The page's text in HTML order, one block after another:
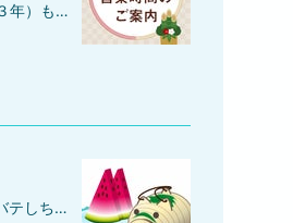
みなさん、お久しぶりです(*^-^*)令和５年（２０２３年）もあっという間の１年でした～♪♪みなさんも今年１年本当にお疲れさまでした。弊社サービスをご利用頂きました方々にとっても進学、就職、引越し、入院など大きな出来事があったと思います！保証人代行サービスが少しでも皆さんのお役に立てたことを心から嬉しく思っております(*^-^*)来年もより一層みなさんのお役に立てられるよう精一杯頑張っていきますので、どうぞ来年も保証人代行サービスを何卒宜しくお願いいたします♪来年は１月４日（木曜日）からの営業となります。～年末年始のお休みのご案内～＝＝＝＝＝＝＝＝＝＝＝＝＝＝＝１２月２９日（お休み）１２月３０日（お休み）１２月３１日（大晦日） １月 １日（元旦） １月 ２日（お休み） １月 ３日（お休み） １月 ４日（営業日）＝＝＝＝＝＝＝＝＝＝＝＝＝＝＝
みなさん。こんにちは(^^)/最近は暑い日が多くて夏バテしちゃいそうです・・！！仙台でも連日の３３度を越えています～！こんな暑い日は、エアコンの効いた部屋でスイカでも食べて🍉アイスコーヒー飲んでアイス🍦食べてのんびりしましょう～♪さて、今年（２０２３年）のお盆休みなんですけど、８月１１日（金）～ ８月１６日（水）までとなりました。お仕事は、１７日（木）からとなりますのでお願いいたします。